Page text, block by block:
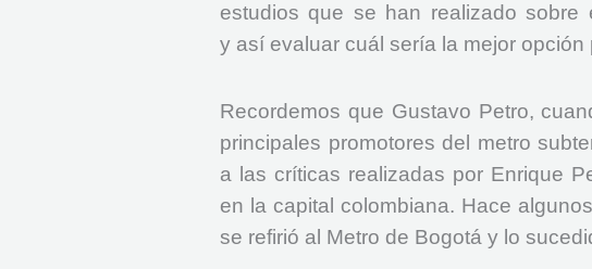
estudios que se han realizado
y así evaluar cuál sería la mejor
Recordemos que Gustavo Petro,
principales promotores del metro
a las críticas realizadas por Enrique
en la capital colombiana. Hace
se refirió al Metro de Bogotá y lo